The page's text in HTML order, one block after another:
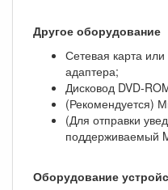
Другое оборудование
Сетевая карта или
адаптера;
Дисковод DVD-
(Рекомендуется)
(Для отправки
поддерживаемый
Оборудование